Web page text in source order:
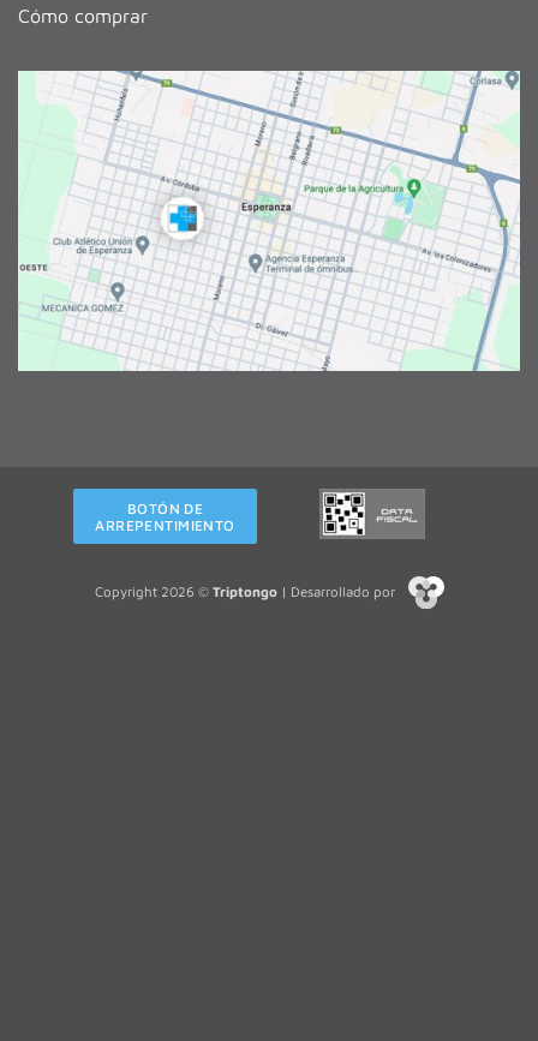
Cómo comprar
BOTÓN DE
ARREPENTIMIENTO
Copyright 2026 © Triptongo| Desarrollado por